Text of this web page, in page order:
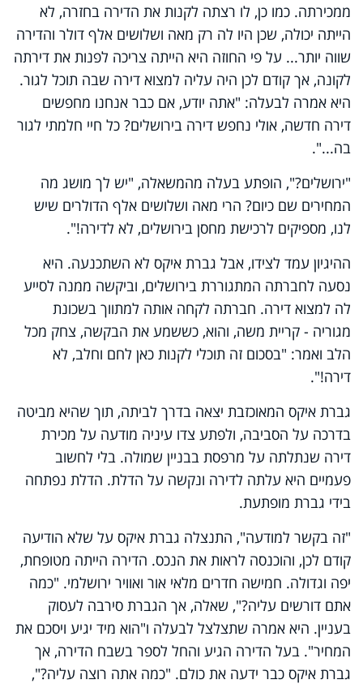
ממכירתה. כמו כן, לו רצתה לקנות את הדירה בחזרה, לא
הייתה יכולה, שכן היו לה רק מאה ושלושים אלף דולר והדירה
שווה יותר... על פי החוזה היא הייתה צריכה לפנות את דירתה
לקונה, אך קודם לכן היה עליה למצוא דירה שבה תוכל לגור.
היא אמרה לבעלה: "אתה יודע, אם כבר אנחנו מחפשים
דירה חדשה, אולי נחפש דירה בירושלים? כל חיי חלמתי לגור
בה...".
"ירושלים?", הופתע בעלה מהמשאלה, "יש לך מושג מה
המחירים שם כיום? הרי מאה ושלושים אלף הדולרים שיש
לנו, מספיקים לרכישת מחסן בירושלים, לא לדירה!".
ההיגיון עמד לצידו, אבל גברת איקס לא השתכנעה. היא
נסעה לחברתה המתגוררת בירושלים, וביקשה ממנה לסייע
לה למצוא דירה. חברתה לקחה אותה למתווך בשכונת
מגוריה - קריית משה, והוא, כששמע את הבקשה, צחק מכל
הלב ואמר: "בסכום זה תוכלי לקנות כאן לחם וחלב, לא
דירה!".
גברת איקס המאוכזבת יצאה בדרך לביתה, תוך שהיא מביטה
בדרכה על הסביבה, ולפתע צדו עיניה מודעה על מכירת
דירה שנתלתה על מרפסת בבניין שמולה. בלי לחשוב
פעמיים היא עלתה לדירה ונקשה על הדלת. הדלת נפתחה
בידי גברת מופתעת.
"זה בקשר למודעה", התנצלה גברת איקס על שלא הודיעה
קודם לכן, והוכנסה לראות את הנכס. הדירה הייתה מטופחת,
יפה וגדולה. חמישה חדרים מלאי אור ואוויר ירושלמי. "כמה
אתם דורשים עליה?", שאלה, אך הגברת סירבה לעסוק
בעניין. היא אמרה שתצלצל לבעלה ו"הוא מיד יגיע ויסכם את
המחיר". בעל הדירה הגיע והחל לספר בשבח הדירה, אך
גברת איקס כבר ידעה את כולם. "כמה אתה רוצה עליה?",